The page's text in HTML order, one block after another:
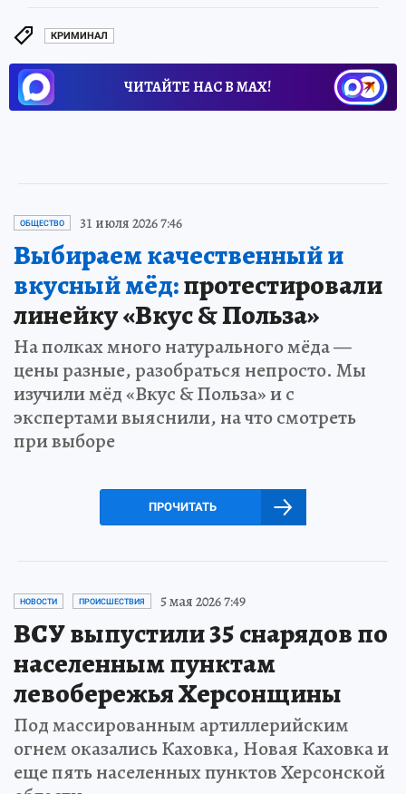
КРИМИНАЛ
ЧИТАЙТЕ НАС В МАХ!
ОБЩЕСТВО 31 июля 2026 7:46
Выбираем качественный и
вкусный мёд:протестировали
линейку «Вкус & Польза»
На полках много натурального мёда —
цены разные, разобраться непросто. Мы
изучили мёд «Вкус & Польза» и с
экспертами выяснили, на что смотреть
при выборе
ПРОЧИТАТЬ
НОВОСТИ ПРОИСШЕСТВИЯ 5 мая 2026 7:49
ВСУ выпустили 35 снарядов по
населенным пунктам
левобережья Херсонщины
Под массированным артиллерийским
огнем оказались Каховка, Новая Каховка и
еще пять населенных пунктов Херсонской